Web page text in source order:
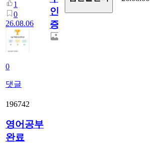
1
0
26.08.06
0
댓글
인
증
196742
영어공부
완료